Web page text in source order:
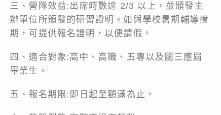
三、營隊效益:出席時數達 2/3 以上，並頒發主
辦單位所頒發的研習證明。如與學校暑期輔導撞
期，可提供報名證明，以便請假。
四、適合對象:高中、高職、五專以及國三應屆
畢業生。
五、報名期限:即日起至額滿為止。